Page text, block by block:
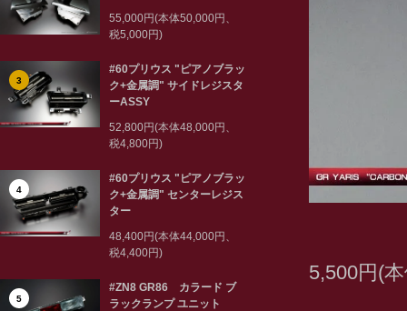
55,000円(本体50,000円、
税5,000円)
3
#60プリウス "ピアノブラッ
ク+金属調" サイドレジスタ
ーASSY
52,800円(本体48,000円、
税4,800円)
4
#60プリウス "ピアノブラッ
ク+金属調" センターレジス
ター
48,400円(本体44,000円、
税4,400円)
5
#ZN8 GR86 カラード ブ
ラックランプ ユニット
5,500円(